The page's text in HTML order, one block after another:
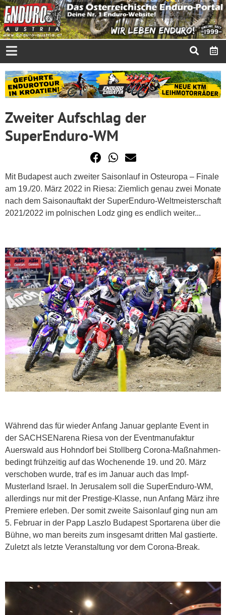
Zweiter Aufschlag der
SuperEnduro-WM
Mit Budapest auch zweiter Saisonlauf in Osteuropa – Finale
am 19./20. März 2022 in Riesa: Ziemlich genau zwei Monate
nach dem Saisonauftakt der SuperEnduro-Weltmeisterschaft
2021/2022 im polnischen Lodz ging es endlich weiter...
Während das für wieder Anfang Januar geplante Event in
der SACHSENarena Riesa von der Eventmanufaktur
Auerswald aus Hohndorf bei Stollberg Corona-Maßnahmen-
bedingt frühzeitig auf das Wochenende 19. und 20. März
verschoben wurde, traf es im Januar auch das Impf-
Musterland Israel. In Jerusalem soll die SuperEnduro-WM,
allerdings nur mit der Prestige-Klasse, nun Anfang März ihre
Premiere erleben. Der somit zweite Saisonlauf ging nun am
5. Februar in der Papp Laszlo Budapest Sportarena über die
Bühne, wo man bereits zum insgesamt dritten Mal gastierte.
Zuletzt als letzte Veranstaltung vor dem Corona-Break.